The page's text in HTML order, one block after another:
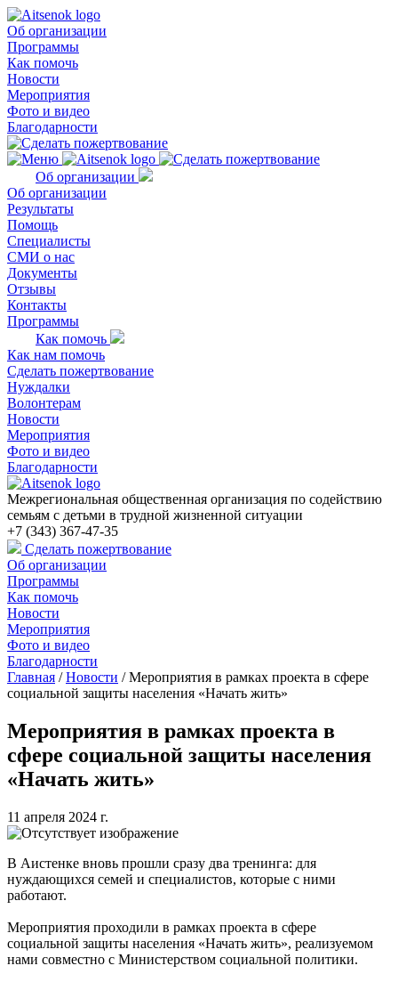
Об организации
Программы
Как помочь
Новости
Мероприятия
Фото и видео
Благодарности
Об организации
Об организации
Результаты
Помощь
Специалисты
СМИ о нас
Документы
Отзывы
Контакты
Программы
Как помочь
Как нам помочь
Сделать пожертвование
Нуждалки
Волонтерам
Новости
Мероприятия
Фото и видео
Благодарности
Межрегиональная общественная организация по содействию
семьям с детьми в трудной жизненной ситуации
+7 (343) 367-47-35
Сделать пожертвование
Об организации
Программы
Как помочь
Новости
Мероприятия
Фото и видео
Благодарности
Главная /Новости /Мероприятия в рамках проекта в сфере
социальной защиты населения «Начать жить»
Мероприятия в рамках проекта в
сфере социальной защиты населения
«Начать жить»
11 апреля 2024 г.
В Аистенке вновь прошли сразу два тренинга: для
нуждающихся семей и специалистов, которые с ними
работают.
Мероприятия проходили в рамках проекта в сфере
социальной защиты населения «Начать жить», реализуемом
нами совместно с Министерством социальной политики.